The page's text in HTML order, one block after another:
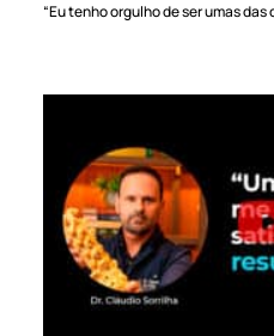
“Eu tenho orgulho de ser umas